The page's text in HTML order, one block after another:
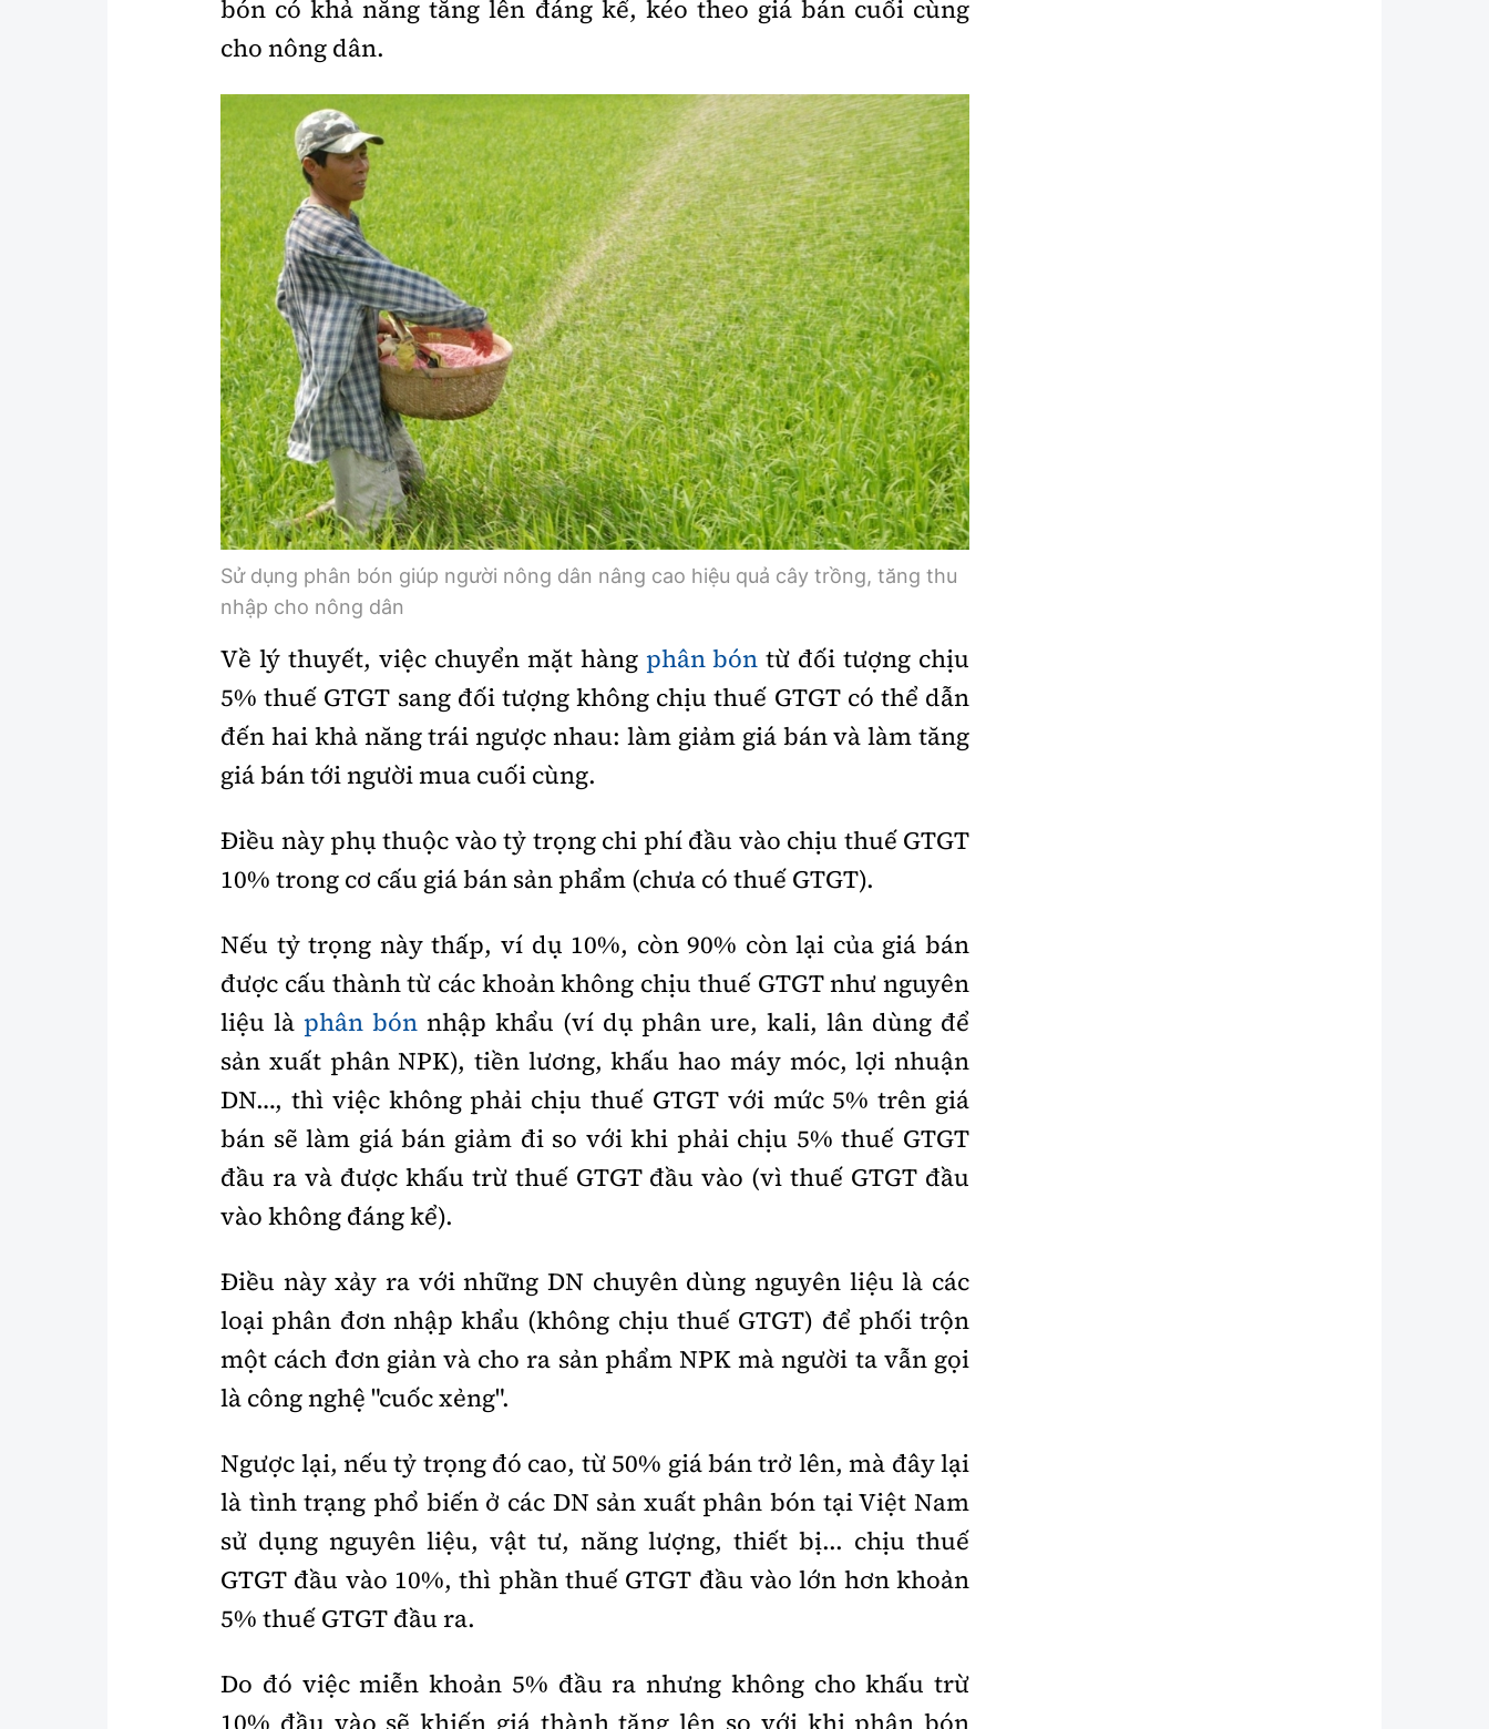
Lao động - Công đoàn
Showbiz
Âm nhạc 360 độ thể thao
Sản phẩm mới
Tư vấn
Thời sự Quốc tế
Hồ sơ tài liệu
Thế giới giao thông
Thế giới xây dựng
Đi ++
Du lịch
Khám phá
Lối sống
Ẩm thực
Video
Thời sự
Khám phá
Camera giao thông
Câu chuyện giao thông
Lăng kính xây dựng
Giải trí - Thể thao
bón có khả năng tăng lên đáng kể, kéo theo giá bán cuối cùng
cho nông dân.
Sử dụng phân bón giúp người nông dân nâng cao hiệu quả cây trồng, tăng thu
nhập cho nông dân
Về lý thuyết, việc chuyển mặt hàng phân bón từ đối tượng chịu
5% thuế GTGT sang đối tượng không chịu thuế GTGT có thể dẫn
đến hai khả năng trái ngược nhau: làm giảm giá bán và làm tăng
giá bán tới người mua cuối cùng.
Điều này phụ thuộc vào tỷ trọng chi phí đầu vào chịu thuế GTGT
10% trong cơ cấu giá bán sản phẩm (chưa có thuế GTGT).
Nếu tỷ trọng này thấp, ví dụ 10%, còn 90% còn lại của giá bán
được cấu thành từ các khoản không chịu thuế GTGT như nguyên
liệu là phân bónnhập khẩu (ví dụ phân ure, kali, lân dùng để
sản xuất phân NPK), tiền lương, khấu hao máy móc, lợi nhuận
DN…, thì việc không phải chịu thuế GTGT với mức 5% trên giá
bán sẽ làm giá bán giảm đi so với khi phải chịu 5% thuế GTGT
đầu ra và được khấu trừ thuế GTGT đầu vào (vì thuế GTGT đầu
vào không đáng kể).
Điều này xảy ra với những DN chuyên dùng nguyên liệu là các
loại phân đơn nhập khẩu (không chịu thuế GTGT) để phối trộn
một cách đơn giản và cho ra sản phẩm NPK mà người ta vẫn gọi
là công nghệ "cuốc xẻng".
Ngược lại, nếu tỷ trọng đó cao, từ 50% giá bán trở lên, mà đây lại
là tình trạng phổ biến ở các DN sản xuất phân bón tại Việt Nam
sử dụng nguyên liệu, vật tư, năng lượng, thiết bị... chịu thuế
GTGT đầu vào 10%, thì phần thuế GTGT đầu vào lớn hơn khoản
5% thuế GTGT đầu ra.
Do đó việc miễn khoản 5% đầu ra nhưng không cho khấu trừ